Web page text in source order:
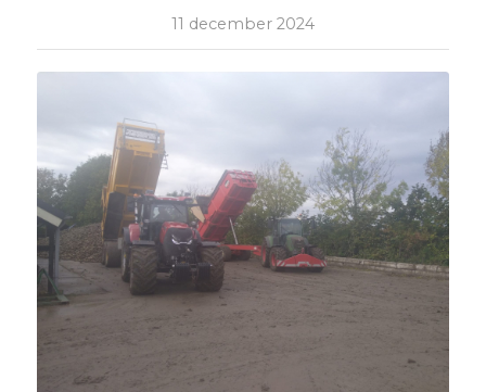
11 december 2024